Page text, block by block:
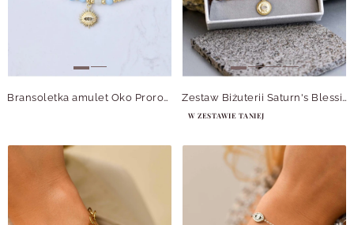
Bransoletka amulet Oko Proroka, Morganit, stal pozłacana, S111418Z00 Zestaw Biżuterii Saturn's Blessing
W ZESTAWIE TANIEJ